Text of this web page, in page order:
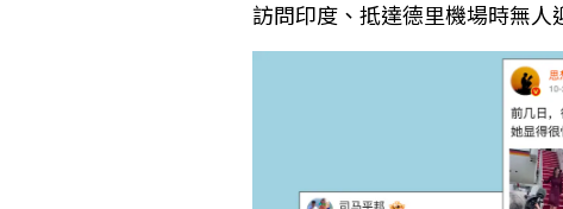
訪問印度、抵達德里機場時無人